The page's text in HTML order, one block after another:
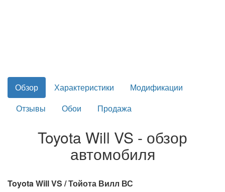
Обзор Характеристики
Модификации
Отзывы
Обои Продажа
Toyota Will VS - обзор
автомобиля
Toyota Will VS / Тойота Вилл ВС